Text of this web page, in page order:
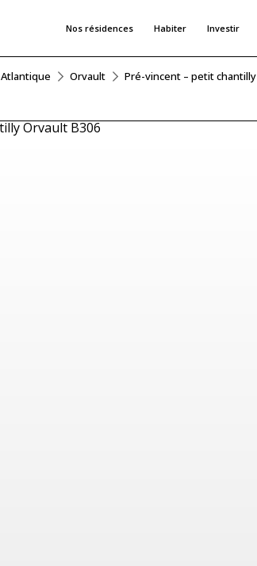
Nos résidences Habiter Investir
Orvault Pré-vincent – petit chantilly